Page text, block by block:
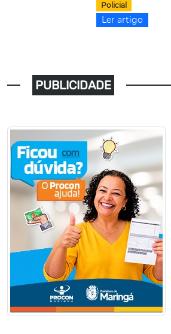
Policial
Ler artigo
PUBLICIDADE